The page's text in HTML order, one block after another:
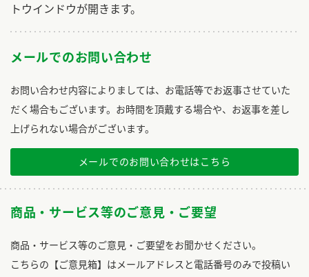
トウインドウが開きます。
メールでのお問い合わせ
お問い合わせ内容によりましては、お電話等でお返事させていた
だく場合もございます。お時間を頂戴する場合や、お返事を差し
上げられない場合がございます。
メールでのお問い合わせはこちら
商品・サービス等のご意見・ご要望
商品・サービス等のご意見・ご要望をお聞かせください。
こちらの【ご意見箱】はメールアドレスと電話番号のみで投稿い